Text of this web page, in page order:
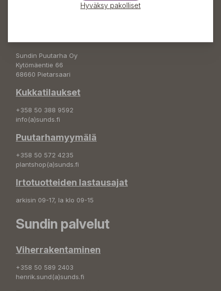
Sundin Puutarha Oy
Kytömäentie 66
68660 Pietarsaari
Kukkatilaukset
+358 50 388 9592
info(a)sunds.fi
Puutarhamyymälä
+358 50 572 4235
plantshop(a)sunds.fi
Irtotuotteiden lastausajat
arkisin 09-17, la klo 09-15
Sundin palvelut
Viherrakentaminen
+358 50 589 2403
henrik.sund(a)sunds.fi
Hyväksy pakolliset